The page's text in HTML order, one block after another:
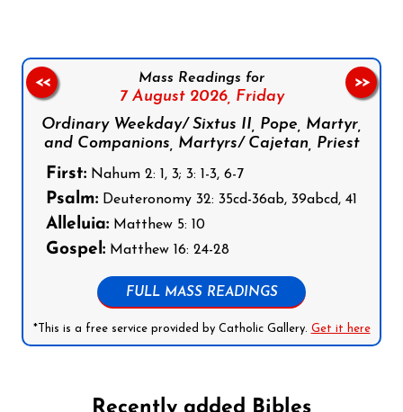
Mass Readings for
7 August 2026, Friday
Ordinary Weekday/ Sixtus II, Pope, Martyr,
and Companions, Martyrs/ Cajetan, Priest
First: Nahum 2: 1, 3; 3: 1-3, 6-7
Psalm: Deuteronomy 32: 35cd-36ab, 39abcd, 41
Alleluia: Matthew 5: 10
Gospel: Matthew 16: 24-28
FULL MASS READINGS
*This is a free service provided by Catholic Gallery. Get it here
<< >>